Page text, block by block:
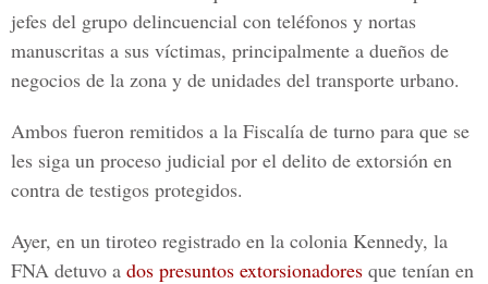
jefes del grupo delincuencial con teléfonos y nortas
manuscritas a sus víctimas, principalmente a dueños de
negocios de la zona y de unidades del transporte urbano.
Ambos fueron remitidos a la Fiscalía de turno para que se
les siga un proceso judicial por el delito de extorsión en
contra de testigos protegidos.
Ayer, en un tiroteo registrado en la colonia Kennedy, la
FNA detuvo a dos presuntos extorsionadores que tenían en